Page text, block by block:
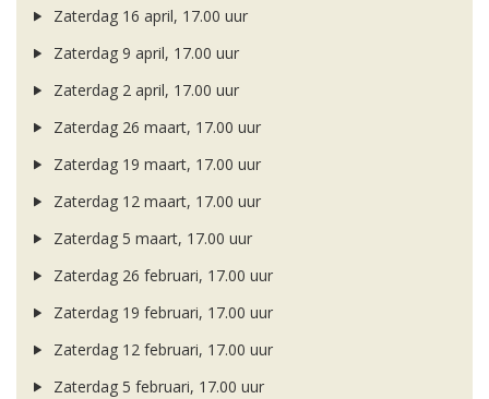
Zaterdag 16 april, 17.00 uur
Zaterdag 9 april, 17.00 uur
Zaterdag 2 april, 17.00 uur
Zaterdag 26 maart, 17.00 uur
Zaterdag 19 maart, 17.00 uur
Zaterdag 12 maart, 17.00 uur
Zaterdag 5 maart, 17.00 uur
Zaterdag 26 februari, 17.00 uur
Zaterdag 19 februari, 17.00 uur
Zaterdag 12 februari, 17.00 uur
Zaterdag 5 februari, 17.00 uur